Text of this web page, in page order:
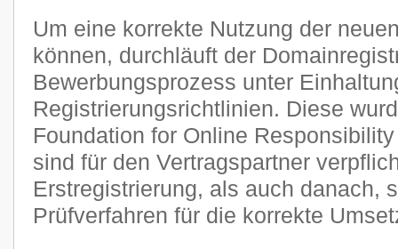
Um eine korrekte Nutzung der
können, durchläuft der
Bewerbungsprozess unter
Registrierungsrichtlinien. Diese
Foundation for Online
sind für den Vertragspartner
Erstregistrierung, als auch danach,
Prüfverfahren für die korrekte